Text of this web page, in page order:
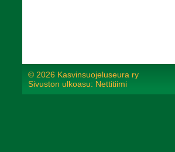
© 2026 Kasvinsuojeluseura ry
Sivuston ulkoasu: Nettitiimi